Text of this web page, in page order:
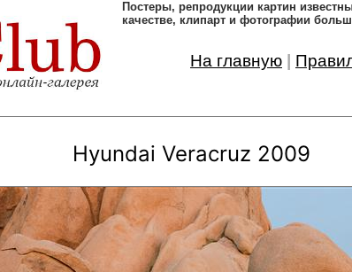
Постеры, pепродукции картин
качестве, клипарт и фотографии
На главную
Hyundai Veracruz 2009